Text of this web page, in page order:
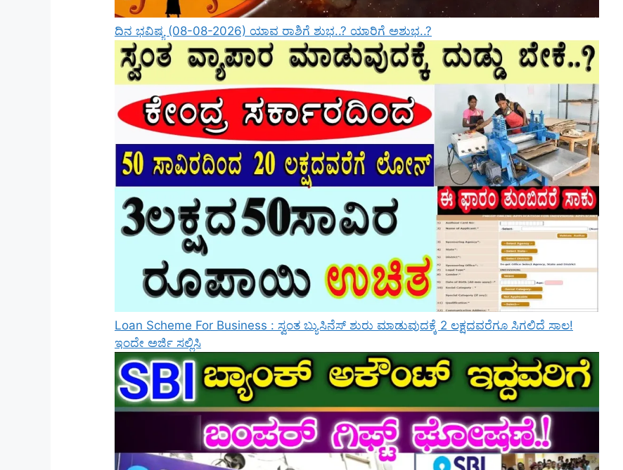
ದಿನ ಭವಿಷ್ಯ (08-08-2026) ಯಾವ ರಾಶಿಗೆ ಶುಭ..? ಯಾರಿಗೆ ಅಶುಭ..?
Loan Scheme For Business : ಸ್ವಂತ ಬ್ಯುಸಿನೆಸ್ ಶುರು ಮಾಡುವುದಕ್ಕೆ 2 ಲಕ್ಷದವರೆಗೂ ಸಿಗಲಿದೆ ಸಾಲ!
ಇಂದೇ ಅರ್ಜಿ ಸಲ್ಲಿಸಿ